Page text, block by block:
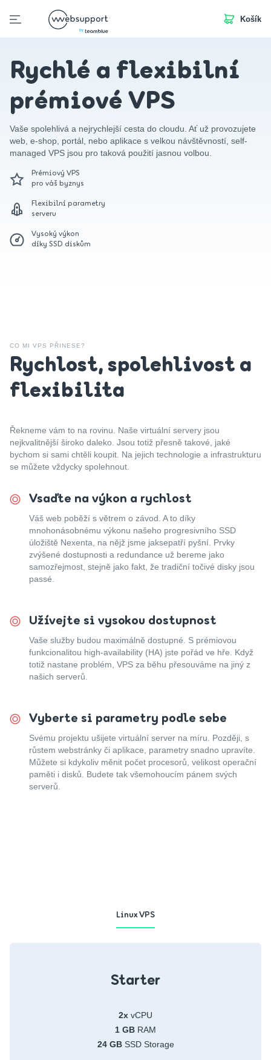
Skip
to
Košík
Rychlé a flexibilní
prémiové VPS
Vaše spolehlivá a nejrychlejší cesta do cloudu. Ať už provozujete
web, e-shop, portál, nebo aplikace s velkou návštěvností, self-
managed VPS jsou pro taková použití jasnou volbou.
Prémiový VPS
pro váš byznys
Flexibilní parametry
serveru
Vysoký výkon
díky SSD diskům
CO MI VPS PŘINESE?
Rychlost, spolehlivost a
flexibilita
Řekneme vám to na rovinu. Naše virtuální servery jsou
nejkvalitnější široko daleko. Jsou totiž přesně takové, jaké
bychom si sami chtěli koupit. Na jejich technologie a infrastrukturu
se můžete vždycky spolehnout.
Vsaďte na výkon a rychlost
Váš web poběží s větrem o závod. A to díky
mnohonásobnému výkonu našeho progresivního SSD
úložiště Nexenta, na nějž jsme jaksepatří pyšní. Prvky
zvýšené dostupnosti a redundance už bereme jako
samozřejmost, stejně jako fakt, že tradiční točivé disky jsou
passé.
Užívejte si vysokou dostupnost
Vaše služby budou maximálně dostupné. S prémiovou
funkcionalitou high-availability (HA) jste pořád ve hře. Když
totiž nastane problém, VPS za běhu přesouváme na jiný z
našich serverů.
Vyberte si parametry podle sebe
Svému projektu ušijete virtuální server na míru. Později, s
růstem webstránky či aplikace, parametry snadno upravíte.
Můžete si kdykoliv měnit počet procesorů, velikost operační
paměti i disků. Budete tak všemohoucím pánem svých
serverů.
Linux VPS
Starter
2x vCPU
1 GB RAM
24 GBSSD Storage